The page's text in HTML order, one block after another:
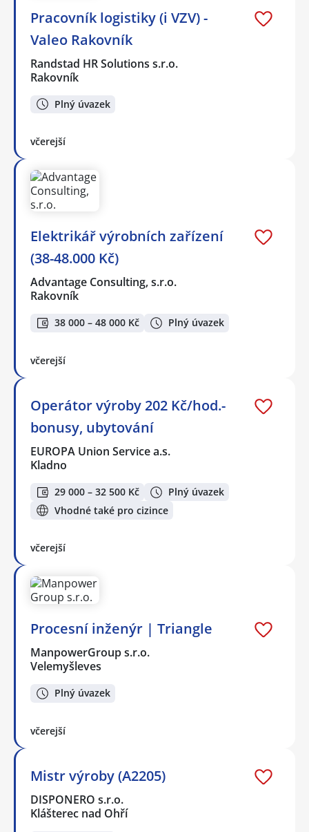
Pracovník logistiky (i VZV) -
Valeo Rakovník
Randstad HR Solutions s.r.o.
Rakovník
Plný úvazek
včerejší
Elektrikář výrobních zařízení
(38-48.000 Kč)
Advantage Consulting, s.r.o.
Rakovník
38 000 – 48 000 Kč Plný úvazek
včerejší
Operátor výroby 202 Kč/hod.-
bonusy, ubytování
EUROPA Union Service a.s.
Kladno
29 000 – 32 500 Kč
Plný úvazek
Vhodné také pro cizince
včerejší
Procesní inženýr | Triangle
ManpowerGroup s.r.o.
Velemyšleves
Plný úvazek
včerejší
Mistr výroby (A2205)
DISPONERO s.r.o.
Klášterec nad Ohří